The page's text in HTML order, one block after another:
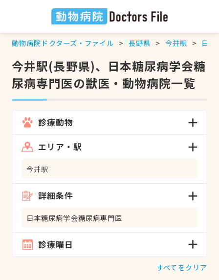
動物病院ドクターズ・ファイル 長野県 今井駅 日本
今井駅(長野県)、日本糖尿病学会糖
尿病専門医の獣医・動物病院一覧
診療動物
エリア・駅
今井駅
詳細条件
日本糖尿病学会糖尿病専門医
診療曜日
すべてをクリア